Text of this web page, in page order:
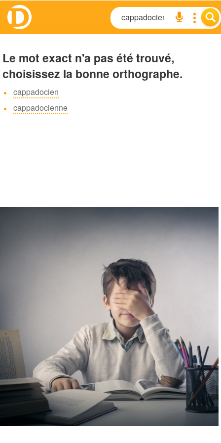
Le mot exact n'a pas été trouvé,
choisissez la bonne orthographe.
cappadocien
cappadocienne